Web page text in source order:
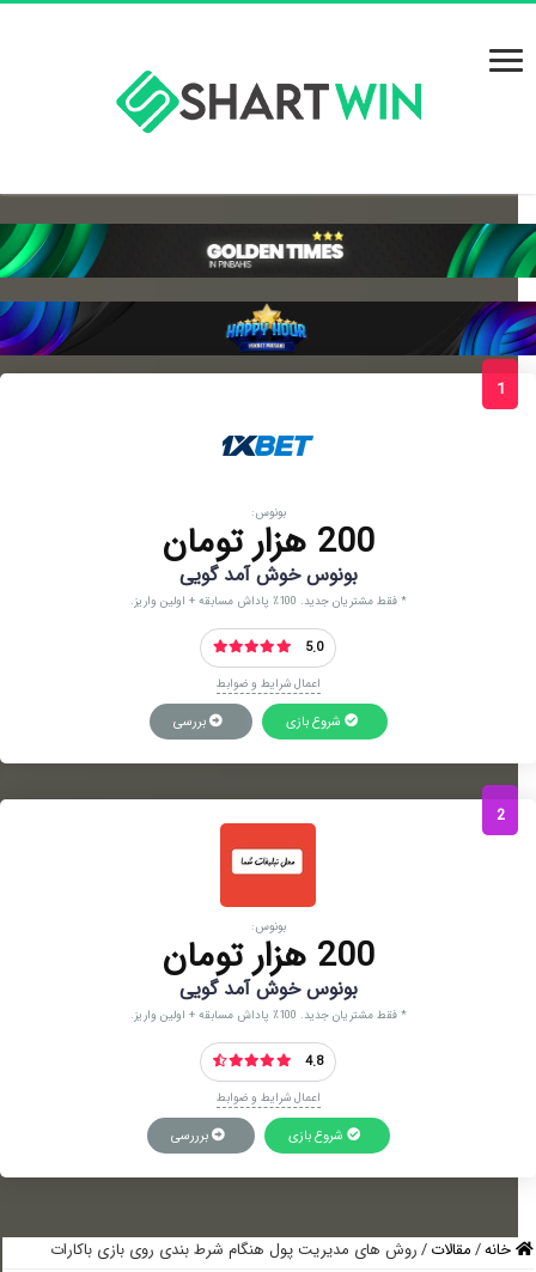
بونوس:
200 هزار تومان
بونوس خوش آمد گویی
* فقط مشتریان جدید. 100٪ پاداش مسابقه + اولین واریز.
5.0
اعمال شرایط و ضوابط
شروع بازی بررسی
بونوس:
200 هزار تومان
بونوس خوش آمد گویی
* فقط مشتریان جدید. 100٪ پاداش مسابقه + اولین واریز.
4.8
اعمال شرایط و ضوابط
شروع بازی برررسی
خانه/مقالات/روش های مدیریت پول هنگام شرط بندی روی بازی باکارات